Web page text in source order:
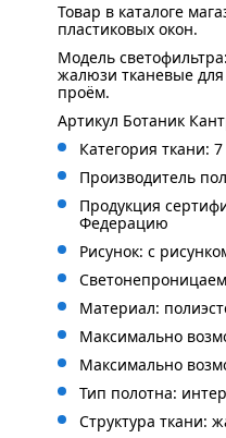
Товар в каталоге
пластиковых окон.
Модель
жалюзи тканевые
проём.
Артикул Ботаник
Категория ткани: 7
Производитель
Продукция
Федерацию
Рисунок: с
Материал:
Максимально
Максимально
Тип полотна:
Структура ткани: